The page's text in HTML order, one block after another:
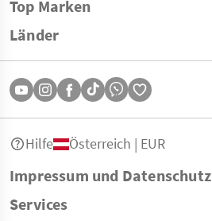
Top Marken
Länder
Impressum und Datenschutz
Services
Hilfe Österreich | EUR